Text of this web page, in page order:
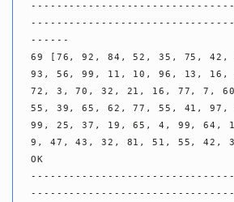
------
69 [76, 92, 84, 52, 35, 75, 42,
93, 56, 99, 11, 10, 96, 13, 16,
72, 3, 70, 32, 21, 16, 77, 7,
55, 39, 65, 62, 77, 55, 41, 97,
99, 25, 37, 19, 65, 4, 99, 64,
9, 47, 43, 32, 81, 51, 55, 42,
OK